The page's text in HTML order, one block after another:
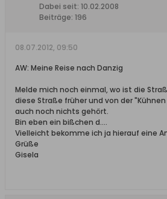
Dabei seit: 10.02.2008
Beiträge: 196
08.07.2012, 09:50
AW: Meine Reise nach Danzig
Melde mich noch einmal, wo ist die
diese Straße früher und von der
auch noch nichts gehört.
Bin eben ein bißchen d....
Vielleicht bekomme ich ja hierauf eine
Grüße
Gisela